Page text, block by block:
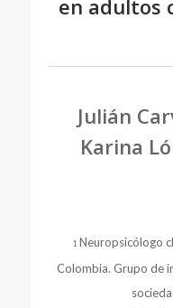
en adultos
Julián
Karina
1 Neuropsicólogo
Colombia. Grupo de